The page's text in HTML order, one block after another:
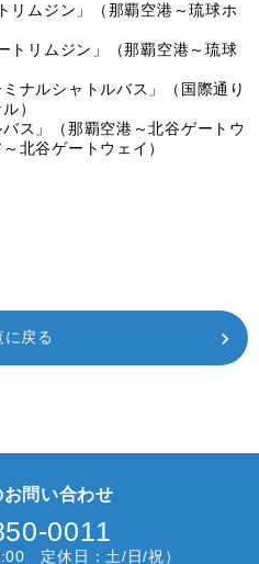
リムジン」（那覇空港～琉球ホ
トリムジン」（那覇空港～琉球
ナルシャトルバス」（国際通り
）
ス」（那覇空港～北谷ゲートウ
北谷ゲートウェイ）
に戻る
問い合わせ
0011
定休日：土/日/祝）